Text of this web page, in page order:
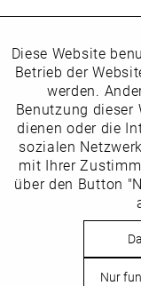
Newsletter
vom Newsletter
Funktionale
Marketing
Tracking
Diese Website
Betrieb der
werden.
Benutzung dieser
dienen oder die
sozialen
mit Ihrer
über den Button
Nur